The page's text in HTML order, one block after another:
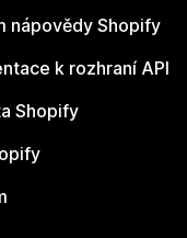
nápovědy Shopify
k rozhraní API
Shopify